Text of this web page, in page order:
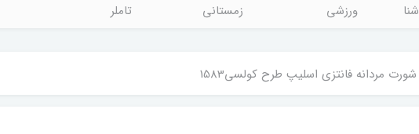
شنا
ورزشی
زمستانی
تاملر
شورت مردانه فانتزی اسلیپ طرح کولسی1583